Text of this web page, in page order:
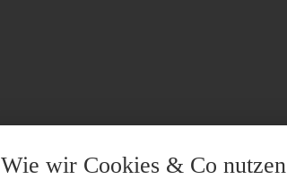
Wie wir Cookies & Co nutzen